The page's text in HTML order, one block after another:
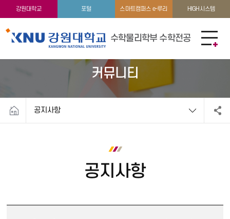
강원대학교 포털 스마트캠퍼스 e-루리 HIGH시스템
수학물리학부 수학전공
학생활동 이용안내
커뮤니티
공지사항
공지사항